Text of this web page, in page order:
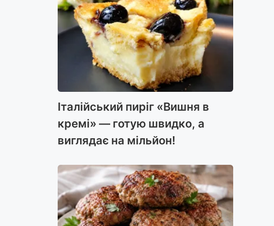
Італійський пиріг «Вишня в
кремі» — готую швидко, а
виглядає на мільйон!